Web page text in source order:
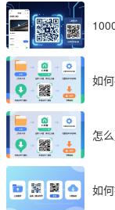
如
怎
如